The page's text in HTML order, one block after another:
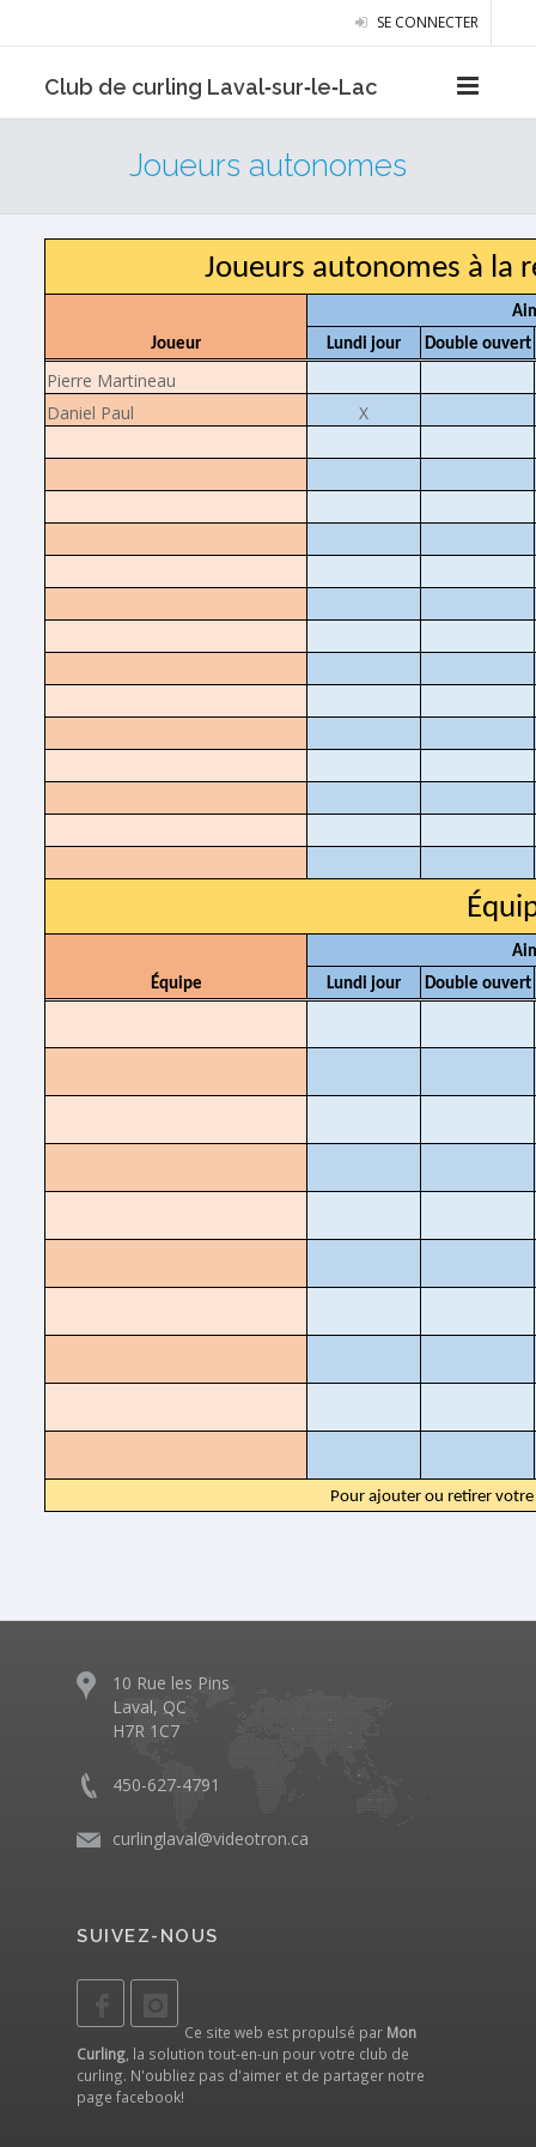
SE CONNECTER
Club de curling Laval‑sur‑le‑Lac
Joueurs autonomes
Joueurs autonomes à la
Joueur
Lundi jour
Double ouvert
Pierre Martineau
Daniel Paul
X
Équipe
Lundi jour
Double ouvert
Pour ajouter ou retirer
10 Rue les Pins
Laval, QC
H7R 1C7
450-627-4791
curlinglaval@videotron.ca
SUIVEZ-NOUS
Ce site web est propulsé par Mon
Curling , la solution tout-en-un pour votre club de
curling. N'oubliez pas d'aimer et de partager notre
page facebook!